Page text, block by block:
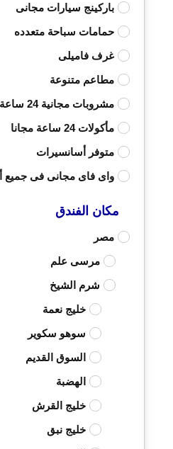
باركينج سيارات مجانى
حمامات سباحة متعدده
غرف فاميلى
مطاعم متنوعة
مشروبات مجانية 24 ساعة
مأكولات 24 ساعة مجانا
متوفر أسانسيرات
واى فاى مجانى فى جميع
مكان الفندق
مصر
مرسى علم
شرم الشيخ
خليج نعمة
سوهو سكوير
السوق القديم
الهضبة
خليج القرش
خليج نبق